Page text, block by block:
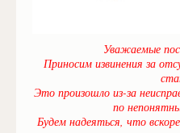
Уважаемые
Приносим извинения за
Это произошло из-за
по
Будем надеяться, что